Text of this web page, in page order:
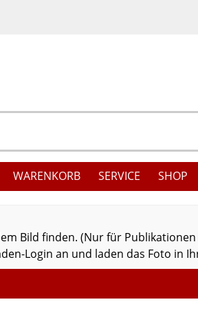
WARENKORB SERVICE SHOP
Bild finden. (Nur für
Login an und laden das Foto in